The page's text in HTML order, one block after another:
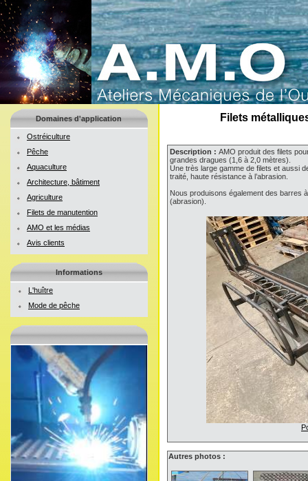
Domaines d'application
Ostréiculture
Pêche
Aquaculture
Architecture, bâtiment
Agriculture
Filets de manutention
AMO et les médias
Avis clients
Informations
L'huître
Mode de pêche
Filets
Description : AMO produit des filets
grandes dragues (1,6 à 2,0 mètres).
Une très large gamme de filets et aussi
traité, haute résistance à l’abrasion.
Nous produisons également des barres
(abrasion).
Autres photos :